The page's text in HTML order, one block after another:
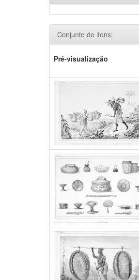
Conjunto de itens:
Pré-visualização